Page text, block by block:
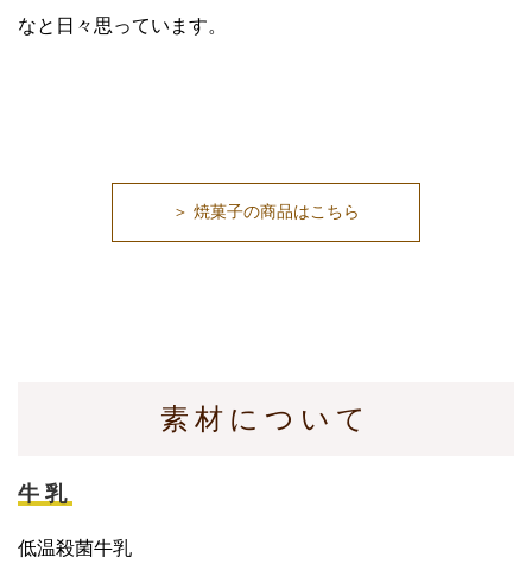
なと日々思っています。
＞ 焼菓子の商品はこちら
素材について
牛乳
低温殺菌牛乳